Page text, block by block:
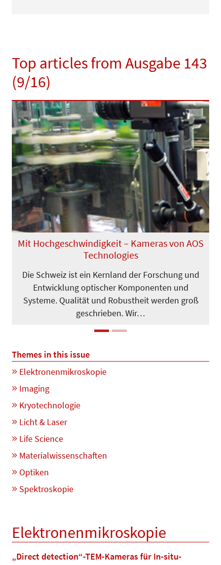
Top articles from Ausgabe 143
(9/16)
Mit Hochgeschwindigkeit – Kameras von AOS
Technologies
Die Schweiz ist ein Kernland der For­schung und
Entwicklung optischer Komponenten und
Systeme. Qualität und Robustheit werden groß
geschrieben. Wir…
Previous Next
Themes in this issue
Elektronenmikroskopie
Imaging
Kryotechnologie
Licht & Laser
Life Science
Materialwissenschaften
Optiken
Spektroskopie
Elektronenmikroskopie
„Direct detection“-TEM-Kameras für In-situ-